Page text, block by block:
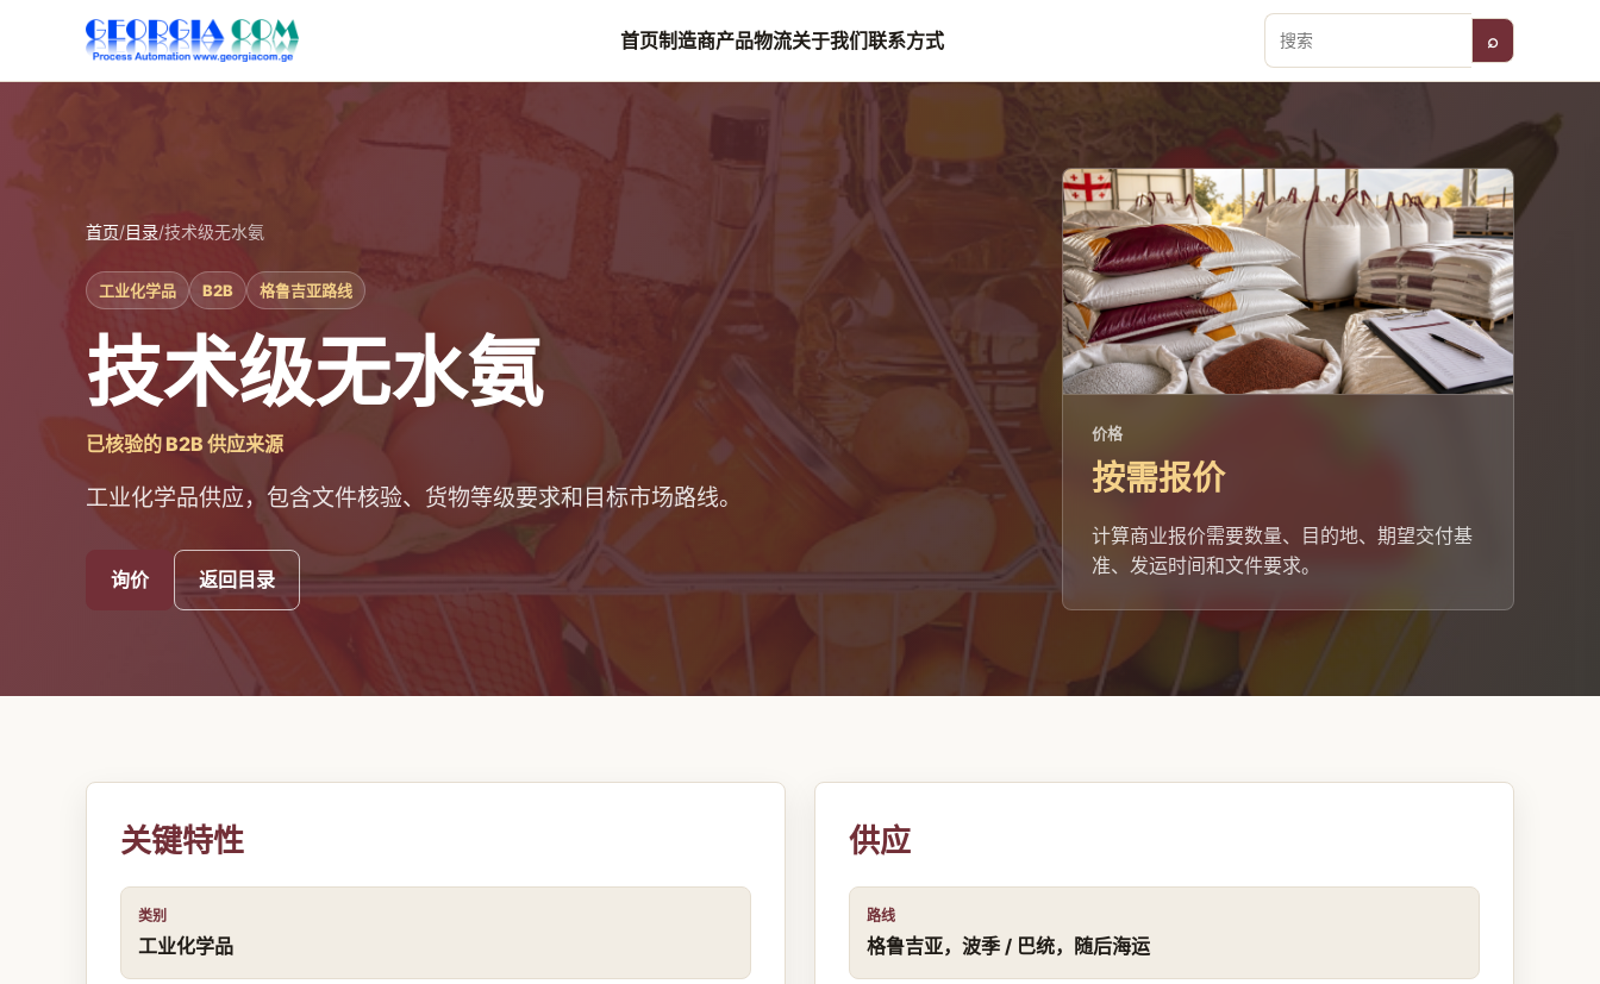
首页制造商产品物流关于我们联系方式
搜索
⌕
首页/目录/技术级无水氨
工业化学品 B2B 格鲁吉亚路线
技术级无水氨
已核验的 B2B 供应来源
工业化学品供应，包含文件核验、货物等级要求和目标市场路线。
询价 返回目录
价格
按需报价
计算商业报价需要数量、目的地、期望交付基
准、发运时间和文件要求。
关键特性
类别
工业化学品
供应
路线
格鲁吉亚，波季 / 巴统，随后海运